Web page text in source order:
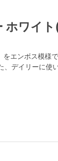
ホワイ
をエンボス模
デイリーに使